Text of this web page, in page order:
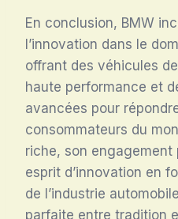
En conclusion, BMW
l’innovation dans le
offrant des véhicules
haute performance et
avancées pour
consommateurs du
riche, son engagement
esprit d’innovation en
de l’industrie
parfaite entre tradition